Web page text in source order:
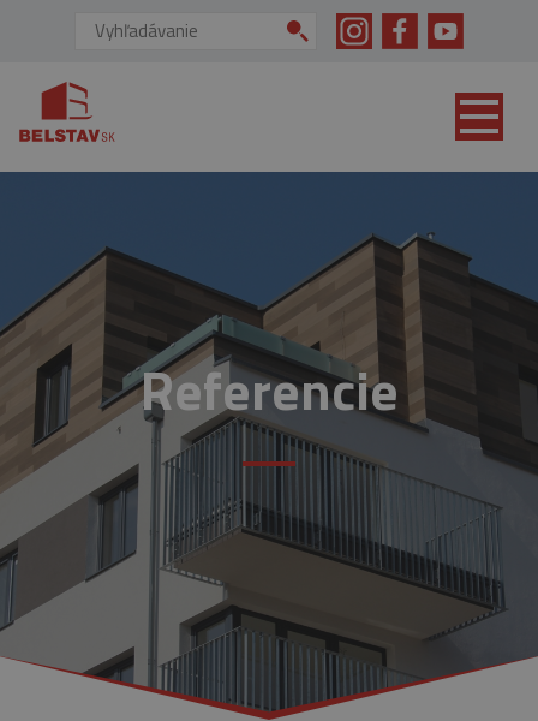
Vyhľadávanie:
Referencie